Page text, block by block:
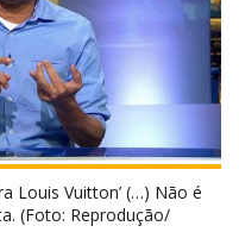
Louis Vuitton’ (…) Não é
(Foto: Reprodução/